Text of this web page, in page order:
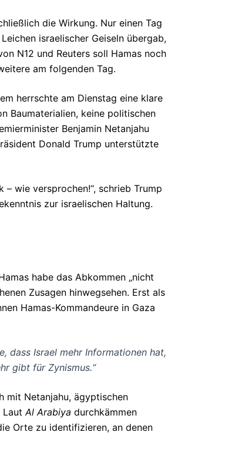
die Wirkung. Nur einen Tag
israelischer Geiseln übergab,
N12 und Reuters soll Hamas noch
am folgenden Tag.
herrschte am Dienstag eine klare
Baumaterialien, keine politischen
Benjamin Netanjahu
Donald Trump unterstützte
wie versprochen!“, schrieb Trump
zur israelischen Haltung.
habe das Abkommen „nicht
Zusagen hinwegsehen. Erst als
Hamas-Kommandeure in Gaza
dass Israel mehr Informationen hat,
gibt für Zynismus.“
mit Netanjahu, ägyptischen
Laut Al Arabiya durchkämmen
Orte zu identifizieren, an denen